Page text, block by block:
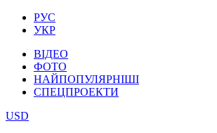
РУС
УКР
ВІДЕО
ФОТО
НАЙПОПУЛЯРНІШІ
СПЕЦПРОЕКТИ
USD